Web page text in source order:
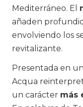
Mediterráneo. El
añaden
envolviendo los
revitalizante.
Presentada en
Acqua
un carácter más